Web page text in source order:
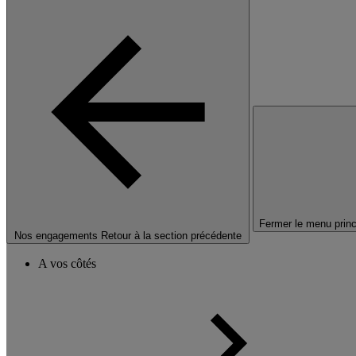
Nos engagements Retour à la section précédente
Fermer le menu
A vos côtés